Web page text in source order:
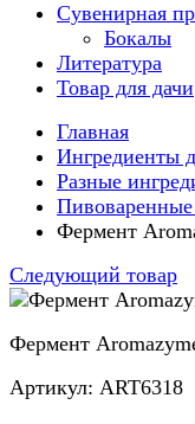
Сувенирная
Бокалы
Литература
Товар для дачи
Главная
Ингредиенты
Разные
Пивоваренные
Фермент
Следующий товар
Фермент
Артикул: ART6318